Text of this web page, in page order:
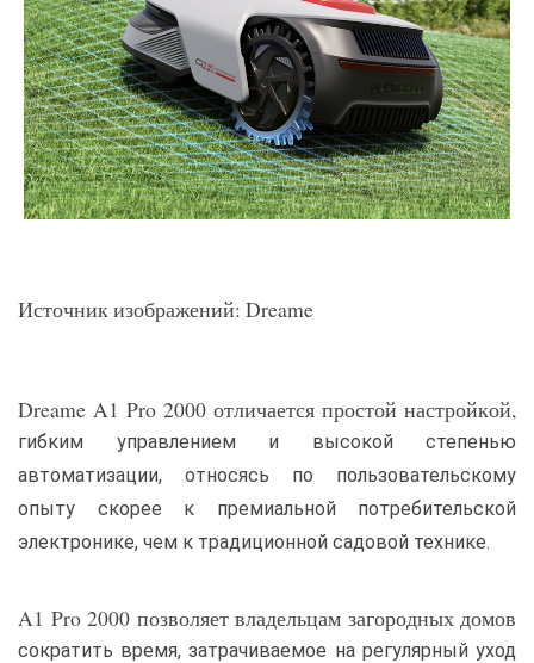
Источник изображений: Dreame
Dreame A1 Pro 2000 отличается простой настройкой,
гибким управлением и высокой степенью
автоматизации, относясь по пользовательскому
опыту скорее к премиальной потребительской
электронике, чем к традиционной садовой технике.
A1 Pro 2000 позволяет владельцам загородных домов
сократить время, затрачиваемое на регулярный уход